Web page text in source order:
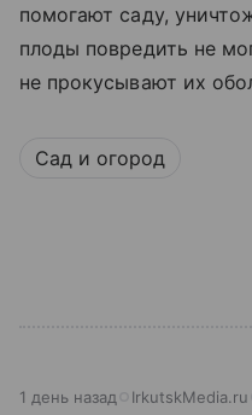
помогают саду,
плоды повредить не
не прокусывают их
Сад и огород
1 день назад IrkutskMedia.ru